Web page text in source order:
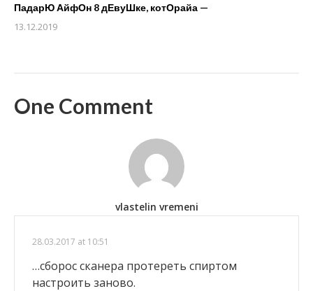
ПадарЮ АйфОн 8 дЕвуШке, котОрайа —
13.12.2019
One Comment
vlastelin vremeni
28.03.2017 at 10:51
…сборос сканера протереть спиртом
настроить заново.